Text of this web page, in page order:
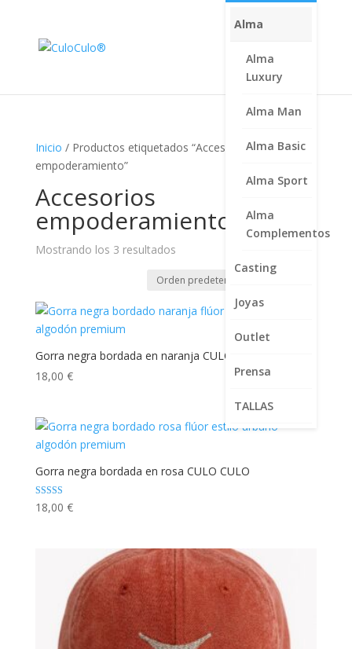
Alma
Alma
Luxury
Alma Man
Alma Basic
Alma Sport
Alma
Complementos
Casting
Joyas
Outlet
Prensa
TALLAS
Inicio / Productos etiquetados “Accesorios
empoderamiento”
Accesorios
empoderamiento
Mostrando los 3 resultados
Gorra negra bordada en naranja CULO CULO
18,00 €
Gorra negra bordada en rosa CULO CULO
Valorado con
5.00
18,00 €